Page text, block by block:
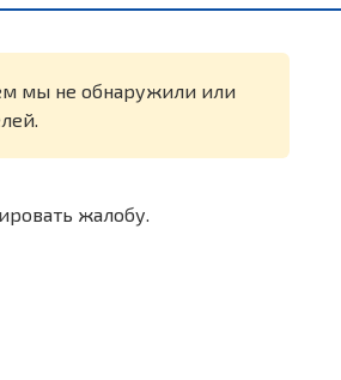
мы не обнаружили или
жалобу.